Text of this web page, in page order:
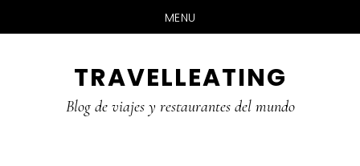
MENU
TRAVELLEATING
Blog de viajes y restaurantes del mundo